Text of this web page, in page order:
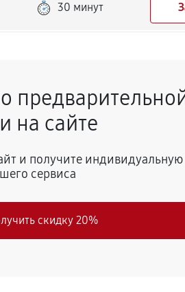
30 минут
40 минут
на сайте
и получите индивидуальную
сервиса
скидку 20%